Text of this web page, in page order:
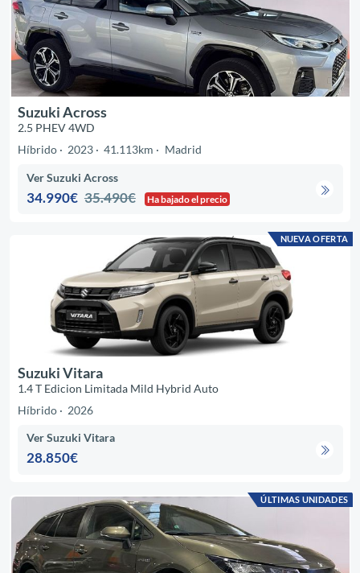
Suzuki Across
2.5 PHEV 4WD
Híbrido
2023 41.113km Madrid
Ver Suzuki Across
34.990€ 35.490€ Ha bajado el precio
NUEVA OFERTA
Suzuki Vitara
1.4 T Edicion Limitada Mild Hybrid Auto
Híbrido
2026
Ver Suzuki Vitara
28.850€
ÚLTIMAS UNIDADES